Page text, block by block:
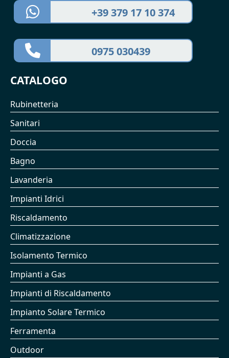
+39 379 17 10 374
0975 030439
CATALOGO
Rubinetteria
Sanitari
Doccia
Bagno
Lavanderia
Impianti Idrici
Riscaldamento
Climatizzazione
Isolamento Termico
Impianti a Gas
Impianti di Riscaldamento
Impianto Solare Termico
Ferramenta
Outdoor